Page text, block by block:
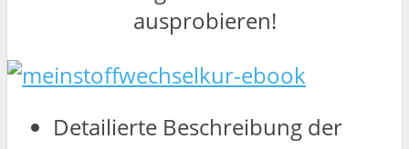
ausprobieren!
Detailierte Beschreibung der